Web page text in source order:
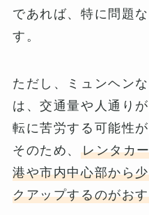
であれば、特に問題
す。
ただし、ミュンヘン
は、交通量や人通り
転に苦労する可能性が
そのため、 レンタカ
港や市内中心部から
クアップするのがお